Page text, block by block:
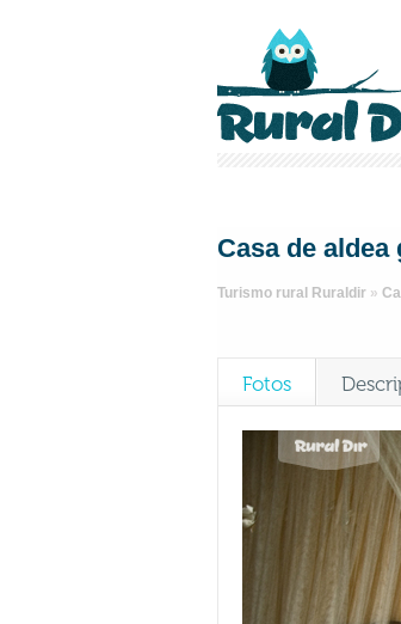
Casa de aldea
Turismo rural Ruraldir »
Fotos